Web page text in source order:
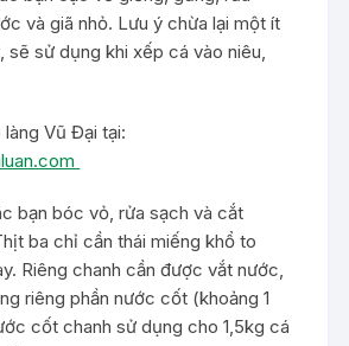
và giã nhỏ. Lưu ý chừa lại một ít
sẽ sử dụng khi xếp cá vào niêu,
Vũ Đại tại:
bạn bóc vỏ, rửa sạch và cắt
ba chỉ cần thái miếng khổ to
Riêng chanh cần được vắt nước,
riêng phần nước cốt (khoảng 1
cốt chanh sử dụng cho 1,5kg cá